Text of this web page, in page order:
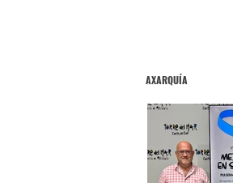
AXARQUÍA